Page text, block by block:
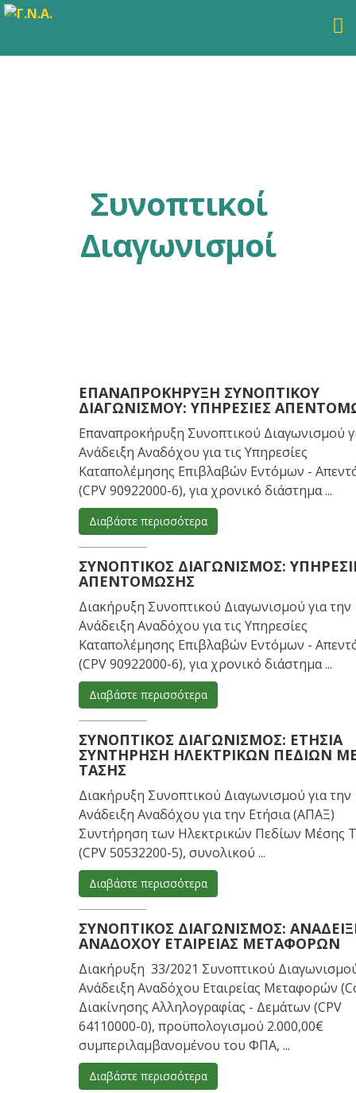
Συνοπτικοί
Διαγωνισμοί
ΕΠΑΝΑΠΡΟΚΉΡΥΞΗ ΣΥΝΟΠΤΙΚΟΎ
ΔΙΑΓΩΝΙΣΜΟΎ: ΥΠΗΡΕΣΊΕΣ
Επαναπροκήρυξη Συνοπτικού Διαγωνισμού
Ανάδειξη Αναδόχου για τις Υπηρεσίες
Καταπολέμησης Επιβλαβών Εντόμων -
(CPV 90922000-6), για χρονικό διάστημα ...
Διαβάστε περισσότερα
ΣΥΝΟΠΤΙΚΌΣ ΔΙΑΓΩΝΙΣΜΌΣ:
ΑΠΕΝΤΌΜΩΣΗΣ
Διακήρυξη Συνοπτικού Διαγωνισμού για την
Ανάδειξη Αναδόχου για τις Υπηρεσίες
Καταπολέμησης Επιβλαβών Εντόμων -
(CPV 90922000-6), για χρονικό διάστημα ...
Διαβάστε περισσότερα
ΣΥΝΟΠΤΙΚΌΣ ΔΙΑΓΩΝΙΣΜΌΣ: ΕΤΉΣΙΑ
ΣΥΝΤΉΡΗΣΗ ΗΛΕΚΤΡΙΚΏΝ ΠΕΔΊΩΝ
ΤΆΣΗΣ
Διακήρυξη Συνοπτικού Διαγωνισμού για την
Ανάδειξη Αναδόχου για την Ετήσια (ΑΠΑΞ)
Συντήρηση των Ηλεκτρικών Πεδίων Μέσης
(CPV 50532200-5), συνολικού ...
Διαβάστε περισσότερα
ΣΥΝΟΠΤΙΚΌΣ ΔΙΑΓΩΝΙΣΜΌΣ:
ΑΝΑΔΌΧΟΥ ΕΤΑΙΡΕΊΑΣ ΜΕΤΑΦΟΡΏΝ
Διακήρυξη 33/2021 Συνοπτικού
Ανάδειξη Αναδόχου Εταιρείας Μεταφορών
Διακίνησης Αλληλογραφίας - Δεμάτων (CPV
64110000-0), προϋπολογισμού 2.000,00€
συμπεριλαμβανομένου του ΦΠΑ, ...
Διαβάστε περισσότερα